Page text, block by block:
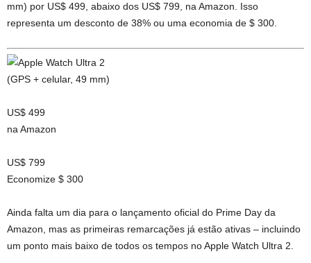
mm) por US$ 499, abaixo dos US$ 799, na Amazon. Isso
representa um desconto de 38% ou uma economia de $ 300.
US$ 499
na Amazon
US$ 799
Economize $ 300
Ainda falta um dia para o lançamento oficial do Prime Day da
Amazon, mas as primeiras remarcações já estão ativas – incluindo
um ponto mais baixo de todos os tempos no Apple Watch Ultra 2.